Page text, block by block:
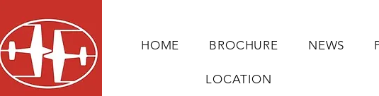
HOME BROCHURE NEWS
LOCATION